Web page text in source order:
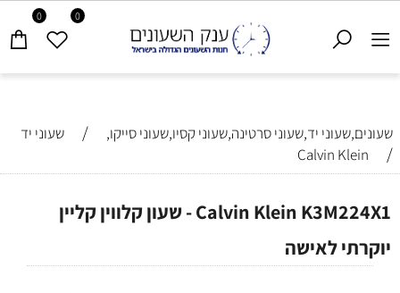
0 0
שעונים,שעוני יד,שעוני סרטינה,שעוני קסיו,שעוני סייקו, / שעוני יד
/
Calvin Klein
Calvin Klein K3M224X1 - שעון קלווין קליין
יוקרתי לאישה